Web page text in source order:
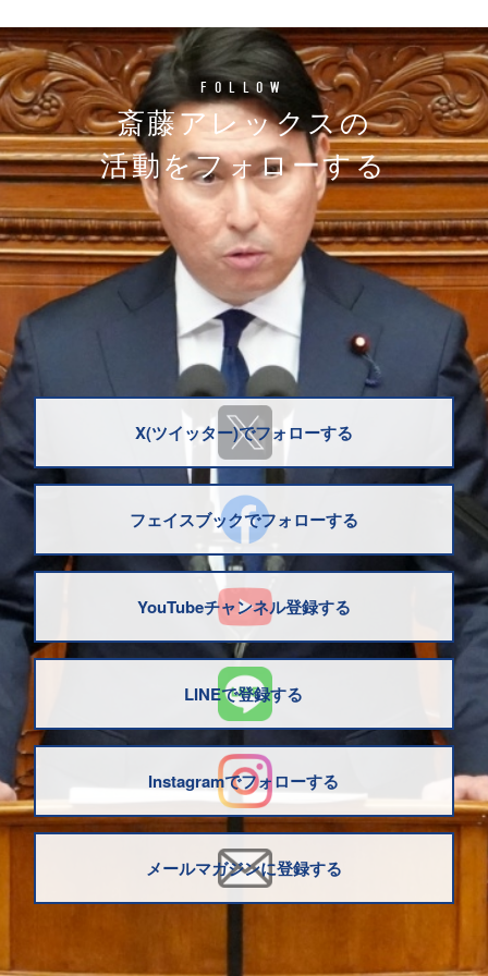
FOLLOW
斎藤アレックスの
活動をフォローする
X(ツイッター)でフォローする
フェイスブックでフォローする
YouTubeチャンネル登録する
LINEで登録する
Instagramでフォローする
メールマガジンに登録する